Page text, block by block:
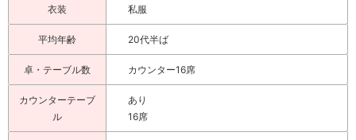
衣装 私服
平均年齢 20代半ば
卓・テーブル数 カウンター16席
カウンターテーブ
ル
あり
16席